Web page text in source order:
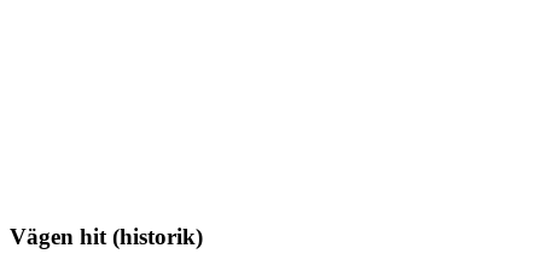
Vägen hit (historik)